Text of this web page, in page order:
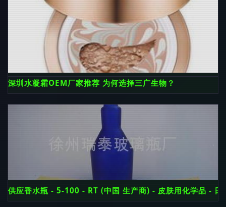
深圳水凝霜OEM厂家推荐 为何选择三广生物？
供应香水瓶 - 5-100 - RT (中国 生产商) - 皮肤用化学品 - 日